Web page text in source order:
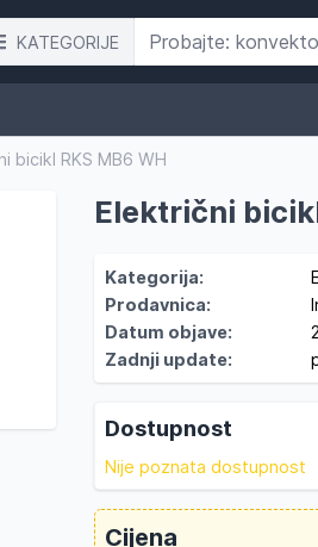
KATEGORIJE
bicikl RKS MB6 WH
Električni
Kategorija:
Prodavnica:
Datum objave:
Zadnji update:
Dostupnost
Nije poznata dostupnost
Cijena